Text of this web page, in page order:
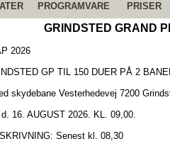
PROGRAMVARE PRISER
GRINDSTED GRAND
2026
GP TIL 150 DUER PÅ 2
skydebane Vesterhedevej 7200
16. AUGUST 2026. KL. 09,00.
Senest kl. 08,30